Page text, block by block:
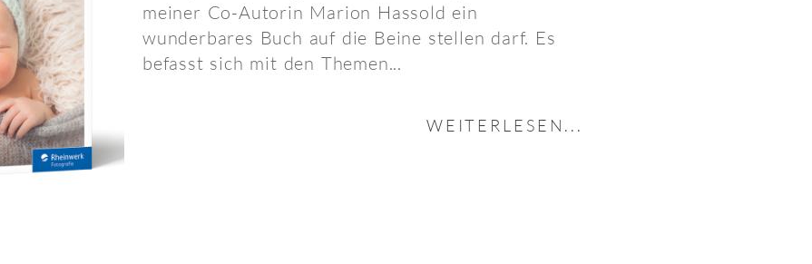
meiner Co-Autorin Marion Hassold ein
wunderbares Buch auf die Beine stellen darf. Es
befasst sich mit den Themen...
WEITERLESEN...